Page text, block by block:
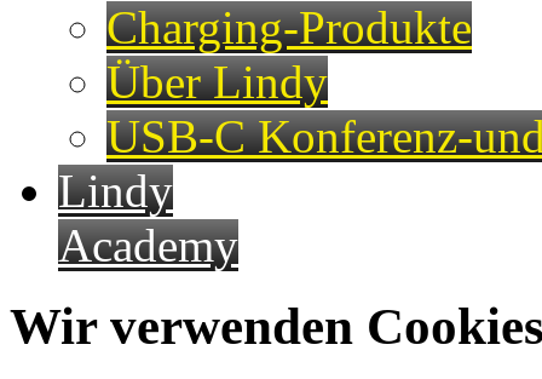
Charging-Produkte
Über Lindy
USB-C Konferenz-
Lindy
Academy
Wir verwenden